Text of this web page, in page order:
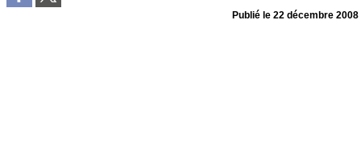
Publié le22 décembre 2008